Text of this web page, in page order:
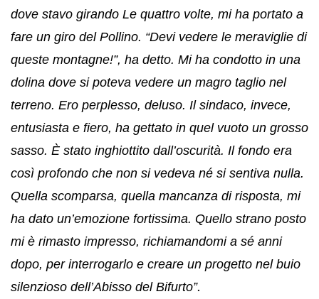
dove stavo girando Le quattro volte, mi ha portato a
fare un giro del Pollino. “Devi vedere le meraviglie di
queste montagne!”, ha detto. Mi ha condotto in una
dolina dove si poteva vedere un magro taglio nel
terreno. Ero perplesso, deluso. Il sindaco, invece,
entusiasta e fiero, ha gettato in quel vuoto un grosso
sasso. È stato inghiottito dall’oscurità. Il fondo era
così profondo che non si vedeva né si sentiva nulla.
Quella scomparsa, quella mancanza di risposta, mi
ha dato un’emozione fortissima. Quello strano posto
mi è rimasto impresso, richiamandomi a sé anni
dopo, per interrogarlo e creare un progetto nel buio
silenzioso dell’Abisso del Bifurto”.